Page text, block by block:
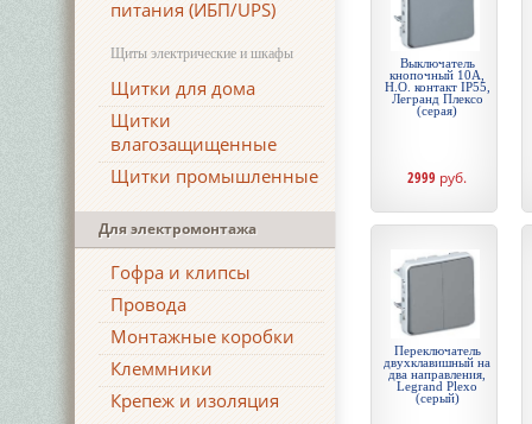
питания (ИБП/UPS)
Щиты электрические и шкафы
Щитки для дома
Щитки
влагозащищенные
Щитки промышленные
Для электромонтажа
Гофра и клипсы
Провода
Монтажные коробки
Клеммники
Крепеж и изоляция
Выключатель
кнопочный 10А,
Н.О. контакт IP55,
Легранд Плексо
(серая)
2999 руб.
Переключатель
двухклавишный на
два направления,
Legrand Plexo
(серый)